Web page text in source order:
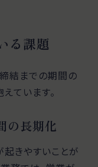
る課題
結までの期間の
ています。
の長期化
きやすいことが